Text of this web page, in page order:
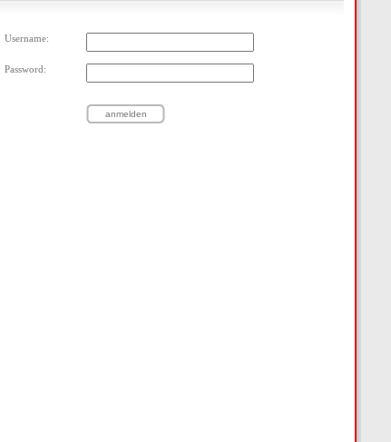
Username:
Password: